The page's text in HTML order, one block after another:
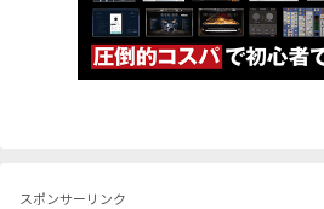
スポンサーリンク